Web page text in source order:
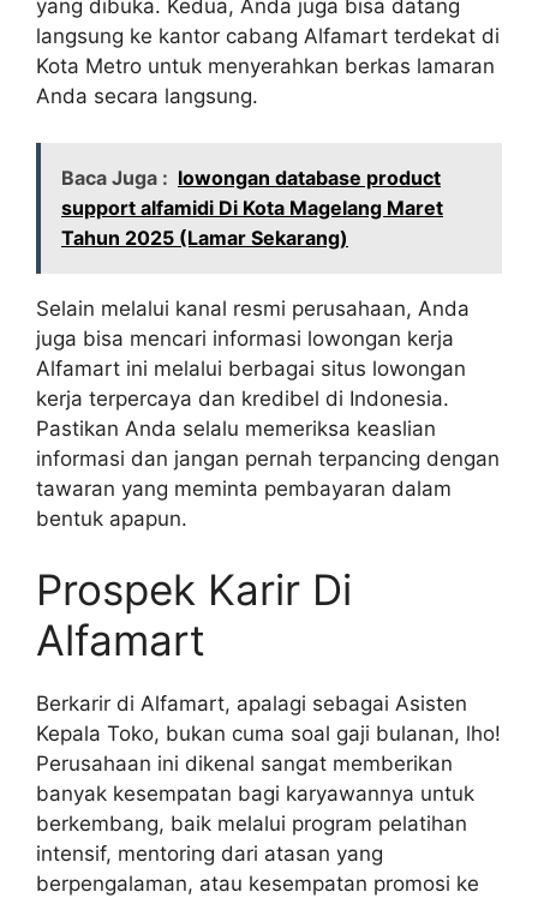
yang dibuka. Kedua, Anda juga bisa datang
langsung ke kantor cabang Alfamart terdekat di
Kota Metro untuk menyerahkan berkas lamaran
Anda secara langsung.
Baca Juga : lowongan database product
support alfamidi Di Kota Magelang Maret
Tahun 2025 (Lamar Sekarang)
Selain melalui kanal resmi perusahaan, Anda
juga bisa mencari informasi lowongan kerja
Alfamart ini melalui berbagai situs lowongan
kerja terpercaya dan kredibel di Indonesia.
Pastikan Anda selalu memeriksa keaslian
informasi dan jangan pernah terpancing dengan
tawaran yang meminta pembayaran dalam
bentuk apapun.
Prospek Karir Di
Alfamart
Berkarir di Alfamart, apalagi sebagai Asisten
Kepala Toko, bukan cuma soal gaji bulanan, lho!
Perusahaan ini dikenal sangat memberikan
banyak kesempatan bagi karyawannya untuk
berkembang, baik melalui program pelatihan
intensif, mentoring dari atasan yang
berpengalaman, atau kesempatan promosi ke